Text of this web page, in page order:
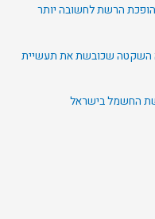
הרשת לחשובה יותר
השקטה שכובשת את תעשיית